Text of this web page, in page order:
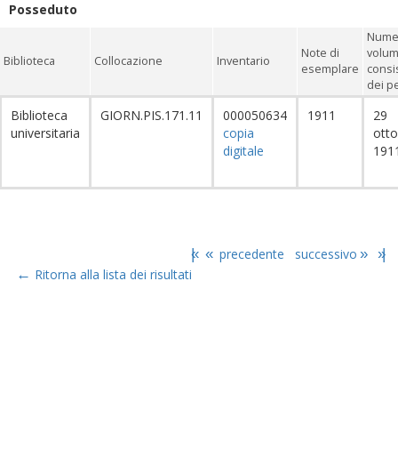
Posseduto
Biblioteca Collocazione Inventario
Note di
esemplare
dei
Biblioteca
universitaria
GIORN.PIS.171.11
000050634
copia
digitale
1911
29
|« « precedente successivo » »|
← Ritorna alla lista dei risultati